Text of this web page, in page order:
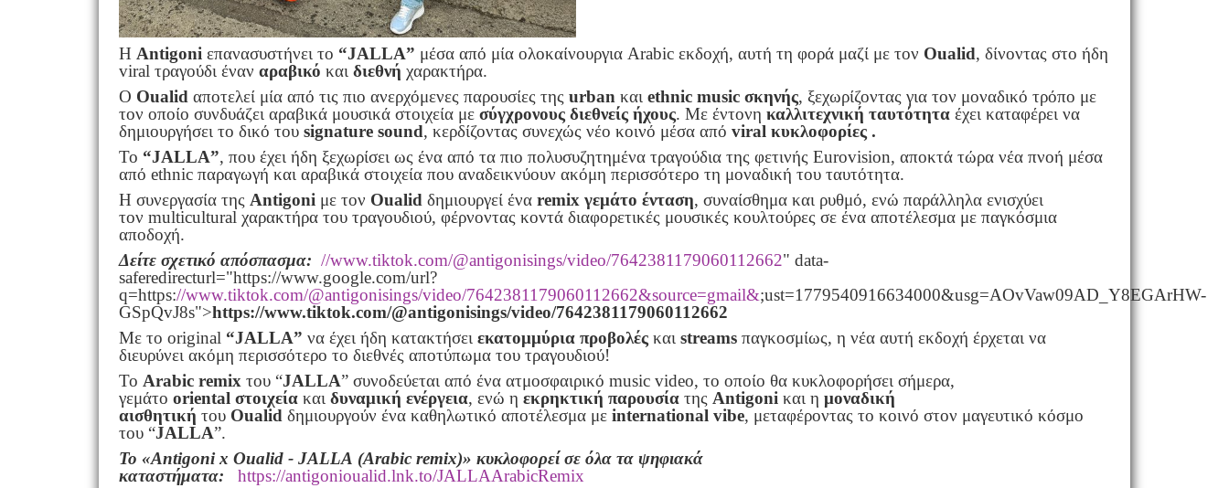
Η Antigoni επανασυστήνει το “JALLA” μέσα από μία ολοκαίνουργια Arabic εκδοχή, αυτή τη φορά μαζί με τον Oualid, δίνοντας στο ήδη
viral τραγούδι έναν αραβικό και διεθνή χαρακτήρα.
Ο Oualid αποτελεί μία από τις πιο ανερχόμενες παρουσίες της urban και ethnic musicσκηνής, ξεχωρίζοντας για τον μοναδικό τρόπο με
τον οποίο συνδυάζει αραβικά μουσικά στοιχεία με σύγχρονους διεθνείς ήχους. Με έντονη καλλιτεχνική ταυτότηταέχει καταφέρει να
δημιουργήσει το δικό του signature sound, κερδίζοντας συνεχώς νέο κοινό μέσα από viral κυκλοφορίες .
Το “JALLA”, που έχει ήδη ξεχωρίσει ως ένα από τα πιο πολυσυζητημένα τραγούδια της φετινής Eurovision, αποκτά τώρα νέα πνοή μέσα
από ethnic παραγωγή και αραβικά στοιχεία που αναδεικνύουν ακόμη περισσότερο τη μοναδική του ταυτότητα.
Η συνεργασία της Antigoni με τον Oualid δημιουργεί ένα remix γεμάτο ένταση, συναίσθημα και ρυθμό, ενώ παράλληλα ενισχύει
τον multicultural χαρακτήρα του τραγουδιού, φέρνοντας κοντά διαφορετικές μουσικές κουλτούρες σε ένα αποτέλεσμα με παγκόσμια
αποδοχή.
Δείτε σχετικό απόσπασμα: //www.tiktok.com/@antigonisings/video/7642381179060112662" data-
saferedirecturl="https://www.google.com/url?
q=https://www.tiktok.com/@antigonisings/video/7642381179060112662&source=gmail&;ust=1779540916634000&usg=AOvVaw09AD_Y8EGArHW-
GSpQvJ8s">https://www.tiktok.com/@antigonisings/video/7642381179060112662
Με το original “JALLA” να έχει ήδη κατακτήσει εκατομμύρια προβολέςκαι streamsπαγκοσμίως, η νέα αυτή εκδοχή έρχεται να
διευρύνει ακόμη περισσότερο το διεθνές αποτύπωμα του τραγουδιού!
Το Arabic remix του “JALLA” συνοδεύεται από ένα ατμοσφαιρικό music video, το οποίο θα κυκλοφορήσει σήμερα,
γεμάτο oriental στοιχείακαι δυναμική ενέργεια, ενώ η εκρηκτική παρουσίατης Antigoni και η μοναδική
αισθητική του Oualid δημιουργούν ένα καθηλωτικό αποτέλεσμα με international vibe, μεταφέροντας το κοινό στον μαγευτικό κόσμο
του “JALLA”.
Το «Antigoni x Oualid- JALLA (Arabic remix)» κυκλοφορεί σε όλα τα ψηφιακά
καταστήματα:
https://antigonioualid.lnk.to/JALLAArabicRemix